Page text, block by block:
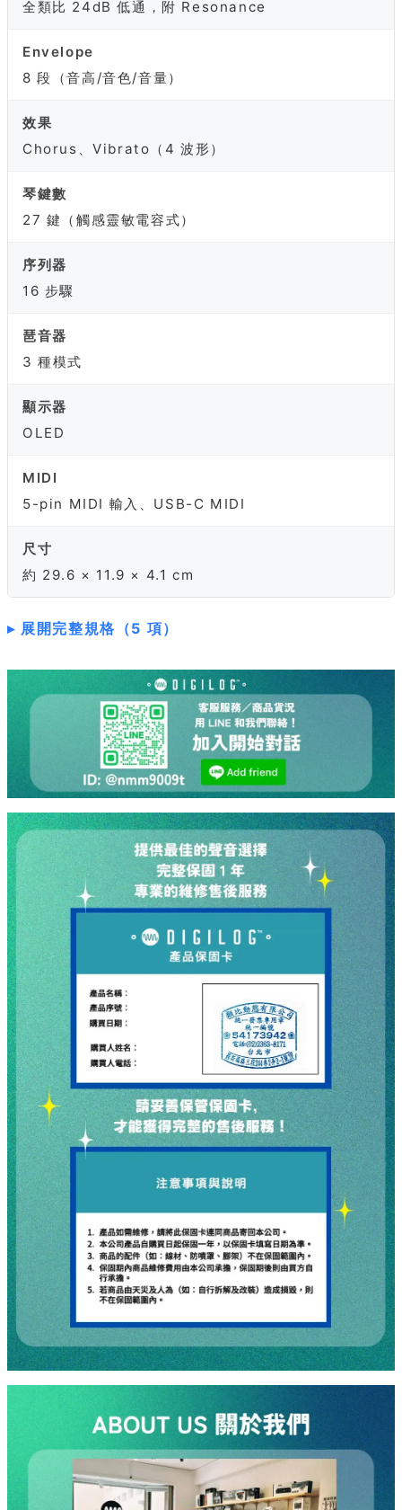
全類比 24dB 低通，附 Resonance
Envelope
8 段（音高/音色/音量）
效果
Chorus、Vibrato（4 波形）
琴鍵數
27 鍵（觸感靈敏電容式）
序列器
16 步驟
琶音器
3 種模式
顯示器
OLED
MIDI
5-pin MIDI 輸入、USB-C MIDI
尺寸
約 29.6 × 11.9 × 4.1 cm
展開完整規格（5 項）